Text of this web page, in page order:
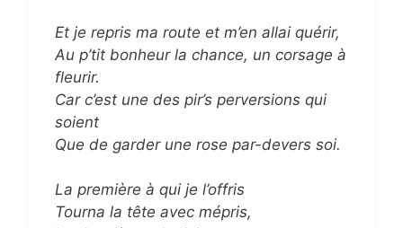
Et je repris ma route et m’en allai quérir,
Au p’tit bonheur la chance, un corsage à
fleurir.
Car c’est une des pir’s perversions qui
soient
Que de garder une rose par-devers soi.
La première à qui je l’offris
Tourna la tête avec mépris,